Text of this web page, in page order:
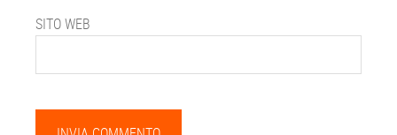
SITO WEB